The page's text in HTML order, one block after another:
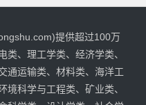
提供超过100万
类、理工学类、经济学类、
通运输类、材料类、海洋工
境科学与工程类、矿业类、